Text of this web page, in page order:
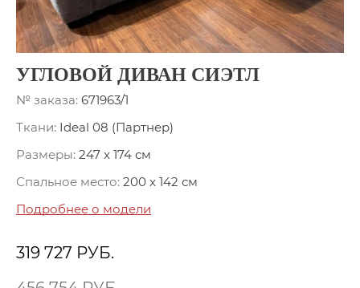
УГЛОВОЙ ДИВАН СИЭТЛ
№ заказа: 671963/1
Ткани: Ideal 08 (Партнер)
Размеры: 247 x 174 см
Спальное место: 200 x 142 см
Подробнее о модели
319 727 РУБ.